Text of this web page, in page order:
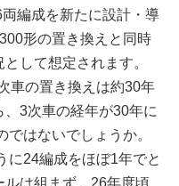
編成を新たに設計・導
形の置き換えと同時
して想定されます。
車の置き換えは約30年
3次車の経年が30年に
はないでしょうか。
に24編成をほぼ1年でと
ルは組まず、26年度頃